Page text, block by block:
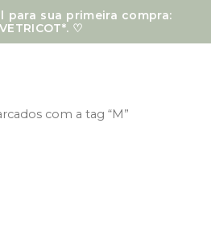
para sua primeira compra:
♡
com a tag “M”